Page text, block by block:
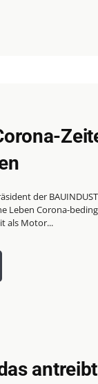
der
Leben Corona-
als Motor...